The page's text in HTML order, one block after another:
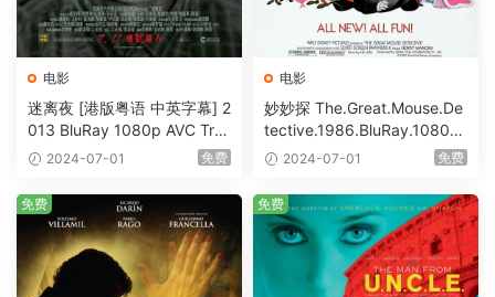
电影
迷离夜 [港版粤语 中英字幕] 2
013 BluRay 1080p AVC Tru
eHD5.1 [BDISO 22.64GB]
2024-07-01 免费
电影
妙妙探 The.Great.Mouse.De
tective.1986.BluRay.1080p.
AVC.DTS-HD.MA.5.1-HDHo
2024-07-01 免费
免费 免费